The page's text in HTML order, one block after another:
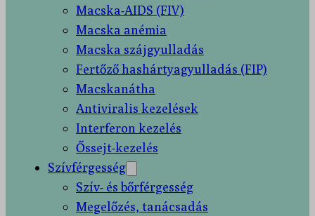
Macska-AIDS (FIV)
Macska anémia
Macska szájgyulladás
Fertőző hashártyagyulladás (FIP)
Macskanátha
Antiviralis kezelések
Interferon kezelés
Őssejt-kezelés
Szívférgesség
Szív- és bőrférgesség
Megelőzés, tanácsadás